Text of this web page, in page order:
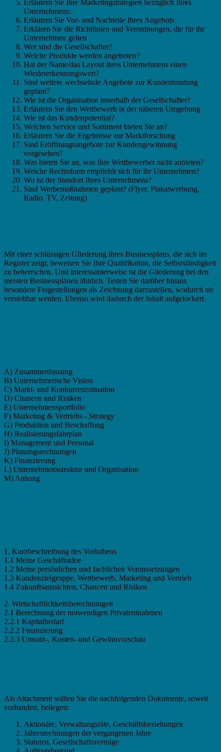
Erläutern Sie Ihre Marketingstrategien bezüglich Ihres
Unternehmens:
Erläutern Sie Vor- und Nachteile Ihres Angebots
Erklären Sie die Richtlinien und Verordnungen, die für ihr
Unternehmen gelten
Wer sind die Gesellschafter?
Welche Produkte werden angeboten?
Hat der Name/das Layout ihres Unternehmens einen
Wiedererkennungswert?
Sind weitere wechselnde Angebote zur Kundenbindung
geplant?
Wie ist die Organisation innerhalb der Gesellschafter?
Erläutern Sie den Wettbewerb in der näheren Umgebung
Wie ist das Kundenpotential?
Welchen Service und Sortiment bieten Sie an?
Erläutern Sie die Ergebnisse zur Marktforschung
Sind Eröffnungsangebote zur Kundengewinnung
vorgesehen?
Was bieten Sie an, was Ihre Wettbewerber nicht anbieten?
Welche Rechtsform empfiehlt sich für ihr Unternehmen?
Wo ist der Standort Ihres Unternehmens?
Sind Werbemaßnahmen geplant? (Flyer, Plakatwerbung,
Radio, TV, Zeitung)
Mit einer schlüssigen Gliederung ihres Businessplans, die sich im
Register zeigt, beweisen Sie Ihre Qualifikation, die Selbstständigkeit
zu beherrschen. Und interessanterweise ist die Gliederung bei den
meisten Businessplänen ähnlich. Testen Sie darüber hinaus
besondere Fragestellungen als Zeichnung darzustellen, wodurch sie
verstehbar werden. Ebenso wird dadurch der Inhalt aufgelockert.
A) Zusammenfassung
B) Unternehmerische Vision
C) Markt- und Konkurrenzsituation
D) Chancen und Risiken
E) Unternehmensportfolio
F) Marketing & Vertriebs - Strategy
G) Produktion und Beschaffung
H) Realisierungsfahrplan
I) Management und Personal
J) Planungsrechnungen
K) Finanzierung
L) Unternehmensstruktur und Organisation
M) Anhang
1. Kurzbeschreibung des Vorhabens
1.1 Meine Geschäftsidee
1.2 Meine persönlichen und fachlichen Voraussetzungen
1.3 Kundenzielgruppe, Wettbewerb, Marketing und Vertrieb
1.4 Zukunftsaussichten, Chancen und Risiken
2. Wirtschaftlichkeitsberechnungen
2.1 Berechnung der notwendigen Privatentnahmen
2.2.1 Kapitalbedarf
2.2.2 Finanzierung
2.2.3 Umsatz-, Kosten- und Gewinnvorschau
Als Attachment sollten Sie die nachfolgenden Dokumente, soweit
vorhanden, beilegen:
Aktionäre, Verwaltungsräte, Geschäftsbeziehungen
Jahresrechnungen der vergangenen Jahre
Statuten, Gesellschaftsverträge